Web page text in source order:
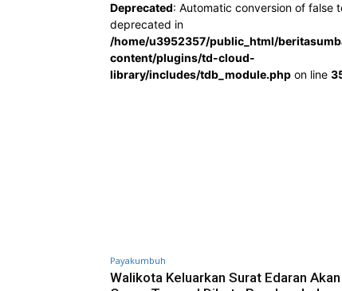
Deprecated: Automatic conversion of false
deprecated in
/home/u3952357/public_html/
content/plugins/td-cloud-
library/includes/tdb_module.php on line
Payakumbuh
Walikota Keluarkan Surat Edaran